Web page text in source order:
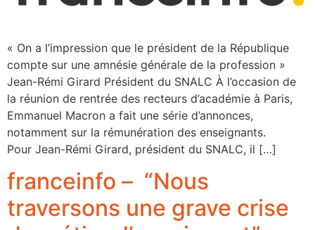
« On a l’impression que le président de la République
compte sur une amnésie générale de la profession »
Jean-Rémi Girard Président du SNALC À l’occasion de
la réunion de rentrée des recteurs d’académie à Paris,
Emmanuel Macron a fait une série d’annonces,
notamment sur la rémunération des enseignants.
Pour Jean-Rémi Girard, président du SNALC, il […]
franceinfo – “Nous
traversons une grave crise